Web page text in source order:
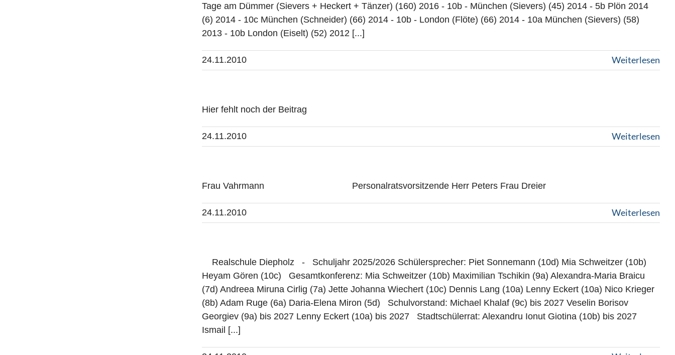
Tage am Dümmer (Sievers + Heckert + Tänzer) (160) 2016 - 10b - München (Sievers) (45) 2014 - 5b Plön 2014
(6) 2014 - 10c München (Schneider) (66) 2014 - 10b - London (Flöte) (66) 2014 - 10a München (Sievers) (58)
2013 - 10b London (Eiselt) (52) 2012 [...]
24.11.2010 Weiterlesen
Hier fehlt noch der Beitrag
24.11.2010 Weiterlesen
Frau Vahrmann Personalratsvorsitzende Herr Peters Frau Dreier
24.11.2010 Weiterlesen
Realschule Diepholz - Schuljahr 2025/2026 Schülersprecher: Piet Sonnemann (10d) Mia Schweitzer (10b)
Heyam Gören (10c) Gesamtkonferenz: Mia Schweitzer (10b) Maximilian Tschikin (9a) Alexandra-Maria Braicu
(7d) Andreea Miruna Cirlig (7a) Jette Johanna Wiechert (10c) Dennis Lang (10a) Lenny Eckert (10a) Nico Krieger
(8b) Adam Ruge (6a) Daria-Elena Miron (5d) Schulvorstand: Michael Khalaf (9c) bis 2027 Veselin Borisov
Georgiev (9a) bis 2027 Lenny Eckert (10a) bis 2027 Stadtschülerrat: Alexandru Ionut Giotina (10b) bis 2027
Ismail [...]